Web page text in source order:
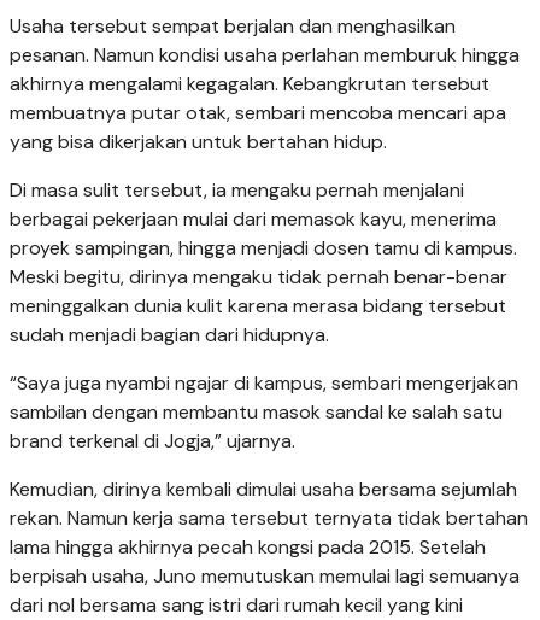
Usaha tersebut sempat berjalan dan menghasilkan
pesanan. Namun kondisi usaha perlahan memburuk hingga
akhirnya mengalami kegagalan. Kebangkrutan tersebut
membuatnya putar otak, sembari mencoba mencari apa
yang bisa dikerjakan untuk bertahan hidup.
Di masa sulit tersebut, ia mengaku pernah menjalani
berbagai pekerjaan mulai dari memasok kayu, menerima
proyek sampingan, hingga menjadi dosen tamu di kampus.
Meski begitu, dirinya mengaku tidak pernah benar-benar
meninggalkan dunia kulit karena merasa bidang tersebut
sudah menjadi bagian dari hidupnya.
“Saya juga nyambi ngajar di kampus, sembari mengerjakan
sambilan dengan membantu masok sandal ke salah satu
brand terkenal di Jogja,” ujarnya.
Kemudian, dirinya kembali dimulai usaha bersama sejumlah
rekan. Namun kerja sama tersebut ternyata tidak bertahan
lama hingga akhirnya pecah kongsi pada 2015. Setelah
berpisah usaha, Juno memutuskan memulai lagi semuanya
dari nol bersama sang istri dari rumah kecil yang kini